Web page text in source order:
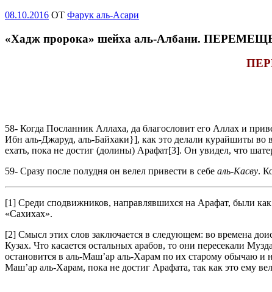
Опубликовано
08.10.2016 OT Фарук аль-Асари
«Хадж пророка» шейха аль-Албани.
58- Когда Посланник Аллаха, да благословит его Аллах и
Ибн аль-Джаруд, аль-Байхаки}], как это делали курайшиты во
ехать, пока не достиг (долины) Арафат[3]. Он увидел, что
59- Сразу после полудня он велел привести в себе аль-Касву.
[1] Среди сподвижников, направлявшихся на Арафат, были
«Сахихах».
[2] Смысл этих слов заключается в следующем: во времена
Кузах. Что касается остальных арабов, то они пересекали
остановится в аль-Маш’ар аль-Харам по их старому обычаю и
Маш’ар аль-Харам, пока не достиг Арафата, так как это ему